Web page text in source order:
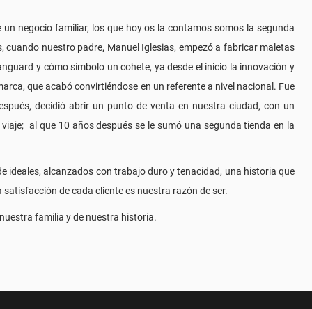
negocio familiar, los que hoy os la contamos somos la segunda
cuando nuestro padre, Manuel Iglesias, empezó a fabricar maletas
y cómo símbolo un cohete, ya desde el inicio la innovación y
que acabó convirtiéndose en un referente a nivel nacional. Fue
decidió abrir un punto de venta en nuestra ciudad, con un
al que 10 años después se le sumó una segunda tienda en la
ideales, alcanzados con trabajo duro y tenacidad, una historia que
satisfacción de cada cliente es nuestra razón de ser.
familia y de nuestra historia.